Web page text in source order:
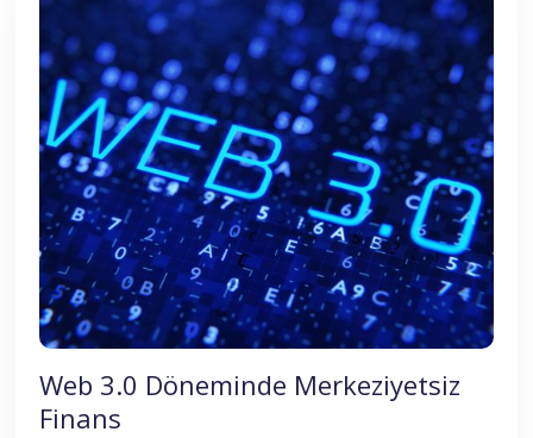
Web 3.0 Döneminde Merkeziyetsiz
Finans